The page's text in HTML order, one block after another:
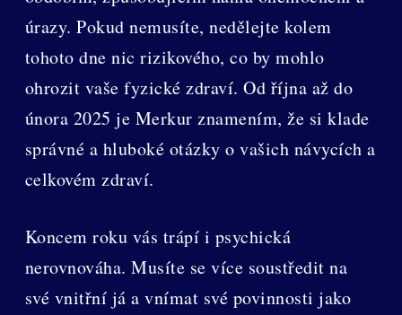
úrazy. Pokud nemusíte, nedělejte kolem
tohoto dne nic rizikového, co by mohlo
ohrozit vaše fyzické zdraví. Od října až do
února 2025 je Merkur znamením, že si klade
správné a hluboké otázky o vašich návycích a
celkovém zdraví.
Koncem roku vás trápí i psychická
nerovnováha. Musíte se více soustředit na
své vnitřní já a vnímat své povinnosti jako